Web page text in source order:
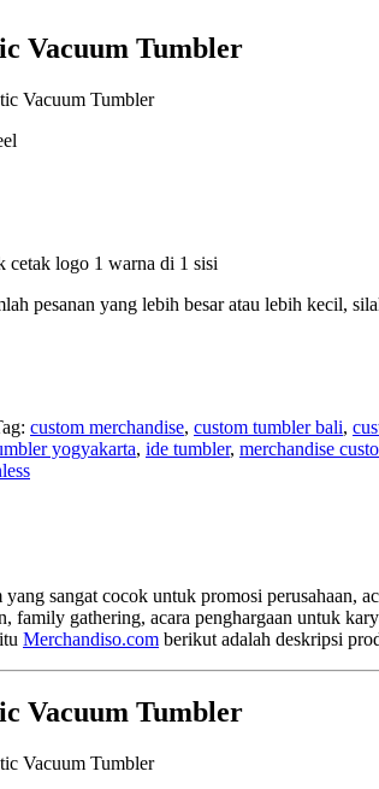
Vacuum Tumbler
Vacuum Tumbler
cetak logo 1 warna di 1 sisi
pesanan yang lebih besar atau lebih kecil,
custom merchandise, custom tumbler bali,
yogyakarta, ide tumbler, merchandise
sangat cocok untuk promosi perusahaan,
family gathering, acara penghargaan untuk
Merchandiso.com berikut adalah deskripsi
Vacuum Tumbler
Vacuum Tumbler